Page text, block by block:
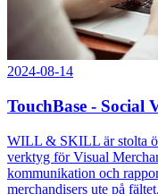
2024-08-14
TouchBase - Social
WILL & SKILL är stolta
verktyg för Visual
kommunikation och
merchandisers ute på fältet.